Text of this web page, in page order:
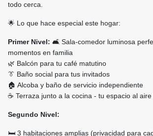
todo cerca.
🌟 Lo que hace especial este hogar:
Primer Nivel: 🛋️ Sala-comedor luminosa
momentos en familia
🌿 Balcón para tu café matutino
👔 Baño social para tus invitados
🏠 Alcoba y baño de servicio independiente
☕ Terraza junto a la cocina - tu espacio al
Segundo Nivel:
🛏️ 3 habitaciones amplias (privacidad para